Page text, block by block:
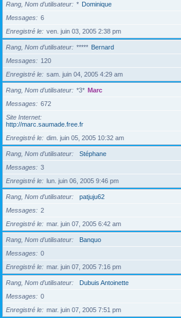
Rang, Nom d’utilisateur * Dominique
Messages
6
Enregistré le
ven. juin 03, 2005 2:38 pm
Rang, Nom d’utilisateur ***** Bernard
Messages
120
Enregistré le
sam. juin 04, 2005 4:29 am
Rang, Nom d’utilisateur *3* Marc
Messages
672
Site Internet
http://marc.saumade.free.fr
Enregistré le
dim. juin 05, 2005 10:32 am
Rang, Nom d’utilisateur
Stéphane
Messages
3
Enregistré le
lun. juin 06, 2005 9:46 pm
Rang, Nom d’utilisateur
patjuju62
Messages
2
Enregistré le
mar. juin 07, 2005 6:42 am
Rang, Nom d’utilisateur
Banquo
Messages
0
Enregistré le
mar. juin 07, 2005 7:16 pm
Rang, Nom d’utilisateur
Dubuis Antoinette
Messages
0
Enregistré le
mar. juin 07, 2005 7:51 pm